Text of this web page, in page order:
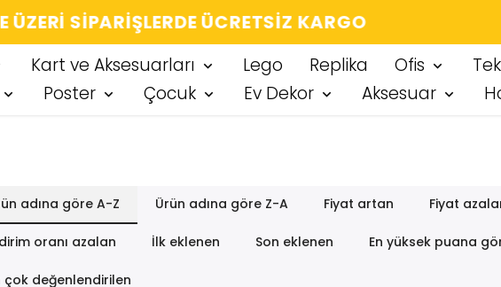
SEÇTIĞIN HER ÜRÜN, TARZINA DAIR KÜÇÜK BIR
Kart ve Aksesuarları Lego Replika Ofis
Poster Çocuk Ev Dekor Aksesuar
adına göre A-Z Ürün adına göre Z-A Fiyat artan Fiyat
oranı azalan İlk eklenen Son eklenen En yüksek puana
çok değenlendirilen